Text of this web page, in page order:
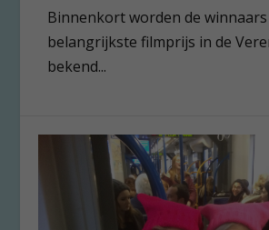
Binnenkort worden de winnaars
belangrijkste filmprijs in de
bekend...